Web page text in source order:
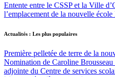
Entente entre le CSSP et la Ville
l’emplacement de la nouvelle
Actualités : Les plus populaires
Première pelletée de terre de la
Nomination de Caroline Brousseau
adjointe du Centre de services